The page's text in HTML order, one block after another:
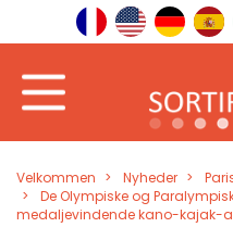
Velkommen Nyheder
De Olympiske og
medaljevindende kano-kajak-